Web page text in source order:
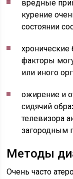
вредные
курение
состоянии
хронические
факторы
или иного
ожирение и
сидячий
телевизора
загородным
Методы
Очень часто